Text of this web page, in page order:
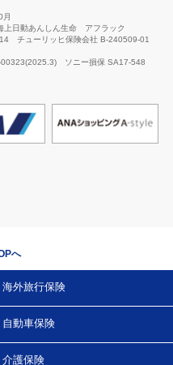
月
上日動あんしん生命
アフラック
チューリッヒ保険会社 B-240509-01
00323(2025.3)
ソニー損保 SA17-548
へ
海外旅行保険
自動車保険
介護保険